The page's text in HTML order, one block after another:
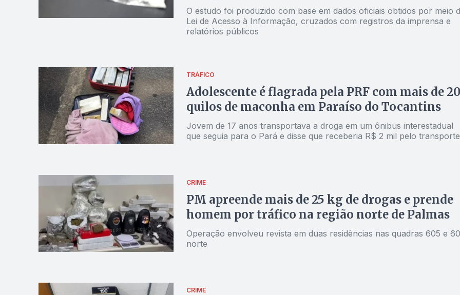
O estudo foi produzido com base em dados oficiais obtidos por meio
Lei de Acesso à Informação, cruzados com registros da imprensa e
relatórios públicos
TRÁFICO
Adolescente é flagrada pela PRF com mais de 20
quilos de maconha em Paraíso do Tocantins
Jovem de 17 anos transportava a droga em um ônibus interestadual
que seguia para o Pará e disse que receberia R$ 2 mil pelo transporte
CRIME
PM apreende mais de 25 kg de drogas e prende
homem por tráfico na região norte de Palmas
Operação envolveu revista em duas residências nas quadras 605 e
norte
CRIME